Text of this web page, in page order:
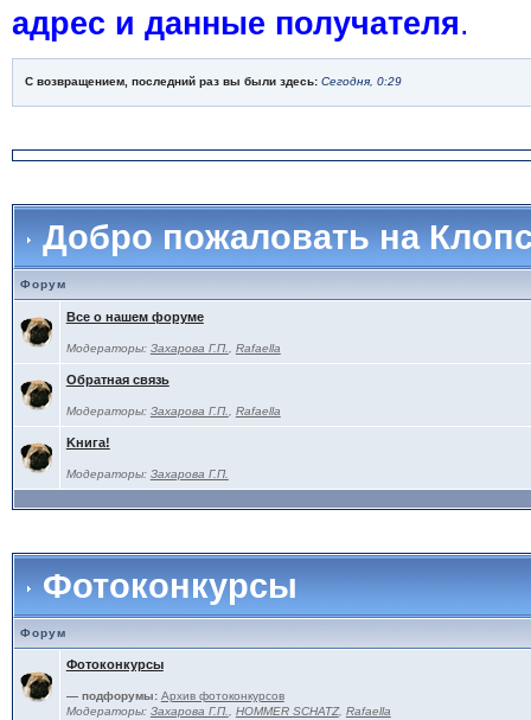
адрес и данные получателя.
С возвращением, последний раз вы были здесь: Сегодня, 0:29
Добро пожаловать на
Форум
Все о нашем форуме
Модераторы: Захарова Г.П. Rafaella
Обратная связь
Модераторы: Захарова Г.П. Rafaella
Kнига!
Модераторы: Захарова Г.П.
Фотоконкурсы
Форум
Фотоконкурсы
— подфорумы: Архив фотоконкурсов
Модераторы: Захарова Г.П. HOMMER SCHATZ, Rafaella